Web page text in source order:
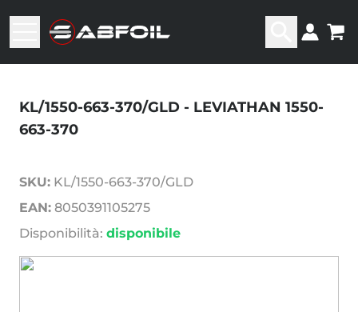
KL/1550-663-370/GLD - LEVIATHAN 1550-
663-370
SKU: KL/1550-663-370/GLD
EAN: 8050391105275
Disponibilità: disponibile